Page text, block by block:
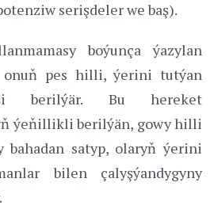
serişdeler we baş).
boýunça ýazylan
onuň pes hilli, ýerini tutýan
berilýär. Bu hereket
ýeňillikli berilýän, gowy hilli
bahadan satyp, olaryň ýerini
bilen çalyşýandygyny